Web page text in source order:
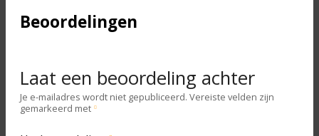
Beoordelingen
Laat een beoordeling achter
Je e-mailadres wordt niet gepubliceerd. Vereiste velden zijn
gemarkeerd met